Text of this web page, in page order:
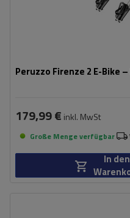
Peruzzo Firenze 2 E-Bike
179,99 € inkl. MwSt
Große Menge verfügbar
In den